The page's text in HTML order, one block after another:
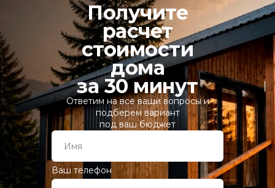
Получите
расчет
стоимости
дома
за 30 минут
Ответим на все ваши вопросы и
подберем вариант
под ваш бюджет
Ваш телефон